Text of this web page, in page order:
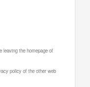
leaving the homepage of
policy of the other web